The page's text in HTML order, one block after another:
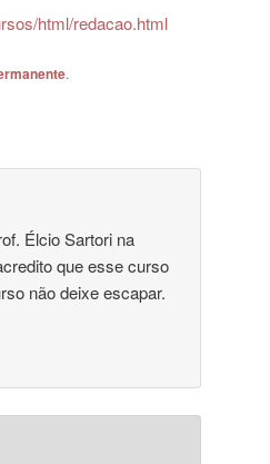
html/redacao.html
.
Élcio Sartori na
que esse curso
não deixe escapar.